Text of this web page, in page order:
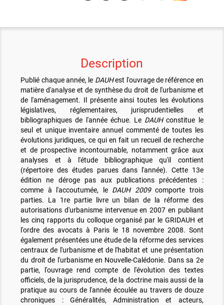
Description
Publié chaque année, le DAUHest l'ouvrage de référence en
matière d'analyse et de synthèse du droit de l'urbanisme et
de l'aménagement. Il présente ainsi toutes les évolutions
législatives, réglementaires, jurisprudentielles et
bibliographiques de l'année échue. Le DAUHconstitue le
seul et unique inventaire annuel commenté de toutes les
évolutions juridiques, ce qui en fait un recueil de recherche
et de prospective incontournable, notamment grâce aux
analyses et à l'étude bibliographique qu'il contient
(répertoire des études parues dans l'année). Cette 13e
édition ne déroge pas aux publications précédentes :
comme à l'accoutumée, le DAUH 2009comporte trois
parties. La 1re partie livre un bilan de la réforme des
autorisations d'urbanisme intervenue en 2007 en publiant
les cinq rapports du colloque organisé par le GRIDAUH et
l'ordre des avocats à Paris le 18 novembre 2008. Sont
également présentées une étude de la réforme des services
centraux de l'urbanisme et de l'habitat et une présentation
du droit de l'urbanisme en Nouvelle-Calédonie. Dans sa 2e
partie, l'ouvrage rend compte de l'évolution des textes
officiels, de la jurisprudence, de la doctrine mais aussi de la
pratique au cours de l'année écoulée au travers de douze
chroniques : Généralités, Administration et acteurs,